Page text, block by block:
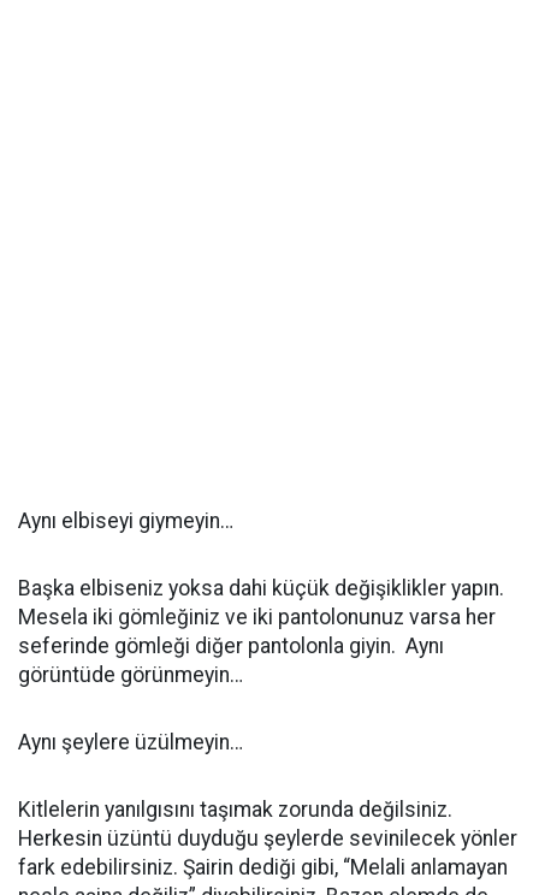
Aynı elbiseyi giymeyin…
Başka elbiseniz yoksa dahi küçük değişiklikler yapın.
Mesela iki gömleğiniz ve iki pantolonunuz varsa her
seferinde gömleği diğer pantolonla giyin. Aynı
görüntüde görünmeyin…
Aynı şeylere üzülmeyin…
Kitlelerin yanılgısını taşımak zorunda değilsiniz.
Herkesin üzüntü duyduğu şeylerde sevinilecek yönler
fark edebilirsiniz. Şairin dediği gibi, “Melali anlamayan